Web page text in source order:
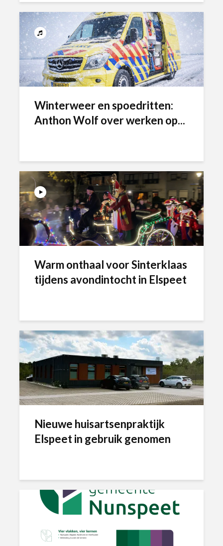
Winterweer en spoedritten:
Anthon Wolf over werken op...
Warm onthaal voor Sinterklaas
tijdens avondintocht in Elspeet
Nieuwe huisartsenpraktijk
Elspeet in gebruik genomen